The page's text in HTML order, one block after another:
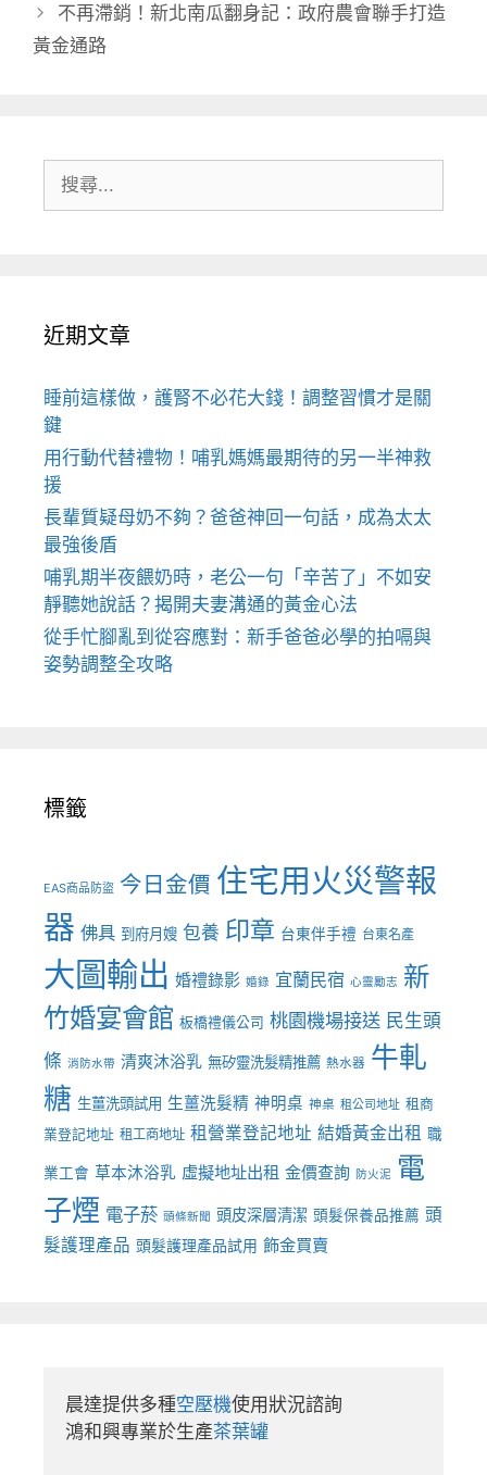
不再滯銷！新北南瓜翻身記：政府農會聯手打造
黃金通路
尋:
近期文章
睡前這樣做，護腎不必花大錢！調整習慣才是關
鍵
用行動代替禮物！哺乳媽媽最期待的另一半神救
援
長輩質疑母奶不夠？爸爸神回一句話，成為太太
最強後盾
哺乳期半夜餵奶時，老公一句「辛苦了」不如安
靜聽她說話？揭開夫妻溝通的黃金心法
從手忙腳亂到從容應對：新手爸爸必學的拍嗝與
姿勢調整全攻略
標籤
EAS商品防盜 今日金價 住宅用火災警報
器 佛具 到府月嫂 包養 印章 台東伴手禮 台東名產
大圖輸出 婚禮錄影 婚錄 宜蘭民宿 心靈勵志 新
竹婚宴會館 板橋禮儀公司 桃園機場接送 民生頭
條 消防水帶 清爽沐浴乳 無矽靈洗髮精推薦 熱水器 牛軋
糖 生薑洗頭試用 生薑洗髮精 神明桌 神桌 租公司地址 租商
業登記地址 租工商地址 租營業登記地址 結婚黃金出租 職
業工會 草本沐浴乳 虛擬地址出租 金價查詢 防火泥
電
子煙 電子菸 頭條新聞 頭皮深層清潔 頭髮保養品推薦 頭
髮護理產品 頭髮護理產品試用 飾金買賣
晨達提供多種空壓機使用狀況諮詢
鴻和興專業於生產茶葉罐